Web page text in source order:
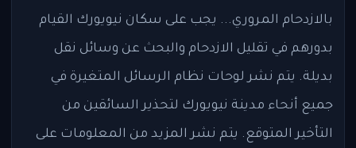
بالازدحام المروري... يجب على سكان نيويورك القيام
بدورهم في تقليل الازدحام والبحث عن وسائل نقل
بديلة. يتم نشر لوحات نظام الرسائل المتغيرة في
جميع أنحاء مدينة نيويورك لتحذير السائقين من
التأخير المتوقع. يتم نشر المزيد من المعلومات على